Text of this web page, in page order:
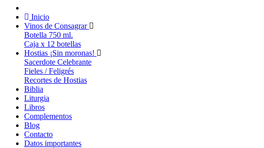
Inicio
Vinos de Consagrar
Botella 750 ml.
Caja x 12 botellas
Hostias ¡Sin moronas!
Sacerdote Celebrante
Fieles / Feligrés
Recortes de Hostias
Biblia
Liturgia
Libros
Complementos
Blog
Contacto
Datos importantes